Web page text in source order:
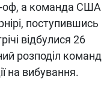
оф, а команда США
поступившись
відбулися 26
розподіл команд
на вибування.